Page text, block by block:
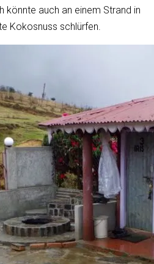
könnte auch an einem Strand in
Kokosnuss schlürfen.